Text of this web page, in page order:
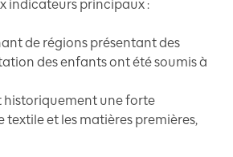
indicateurs principaux :
de régions présentant des
des enfants ont été soumis à
historiquement une forte
textile et les matières premières,